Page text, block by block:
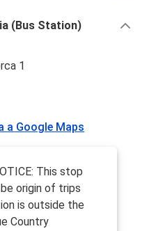
(Bus Station)
1
a Google Maps
This stop
origin of trips
is outside the
Country